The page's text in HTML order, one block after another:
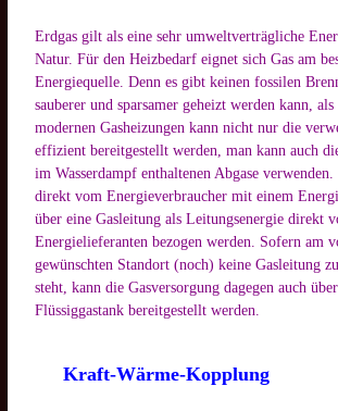
Erdgas gilt als eine sehr umweltverträgliche
Natur. Für den Heizbedarf eignet sich Gas am
Energiequelle. Denn es gibt keinen fossilen
sauberer und sparsamer geheizt werden kann,
modernen Gasheizungen kann nicht nur die
effizient bereitgestellt werden, man kann auch
im Wasserdampf enthaltenen Abgase verwenden.
direkt vom Energieverbraucher mit einem
über eine Gasleitung als Leitungsenergie direkt
Energielieferanten bezogen werden. Sofern am
gewünschten Standort (noch) keine Gasleitung
steht, kann die Gasversorgung dagegen auch
Flüssiggastank bereitgestellt werden.
Kraft-Wärme-Kopplung